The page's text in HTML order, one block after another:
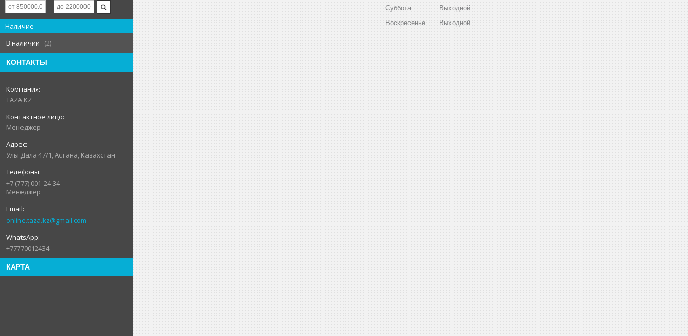
Наличие
В наличии
2
КОНТАКТЫ
TAZA.KZ
Менеджер
Улы Дала 47/1, Астана, Казахстан
+7 (777) 001-24-34
Менеджер
online.taza.kz@gmail.com
+77770012434
КАРТА
Суббота
Выходной
Воскресенье
Выходной